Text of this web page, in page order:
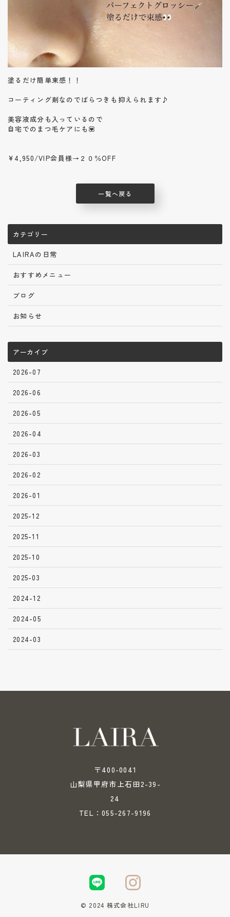
塗るだけ簡単束感！！
コーティング剤なのでばらつきも抑えられます♪
美容液成分も入っているので
自宅でのまつ毛ケアにも💟
¥4,950/VIP会員様→２０％OFF
一覧へ戻る
カテゴリー
LAIRAの日常
おすすめメニュー
ブログ
お知らせ
アーカイブ
2026-07
2026-06
2026-05
2026-04
2026-03
2026-02
2026-01
2025-12
2025-11
2025-10
2025-03
2024-12
2024-05
2024-03
〒400-0041
山梨県甲府市上石田2-39-
24
TEL： 055-267-9196
© 2024 株式会社LIRU